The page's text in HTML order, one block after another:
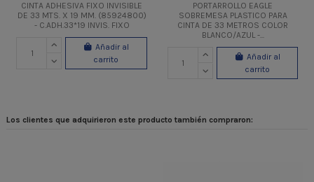
CINTA ADHESIVA FIXO INVISIBLE
DE 33 MTS. X 19 MM. (85924800)
- C.ADH.33*19 INVIS. FIXO
Añadir al
carrito
PORTARROLLO EAGLE
SOBREMESA PLASTICO PARA
CINTA DE 33 METROS COLOR
BLANCO/AZUL -...
Añadir al
carrito
Los clientes que adquirieron este producto también compraron: